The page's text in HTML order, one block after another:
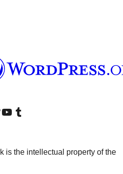
Instagram
μας LinkedIn
account
Visit our YouTube channel
Visit our Tumblr account
is the intellectual property of the